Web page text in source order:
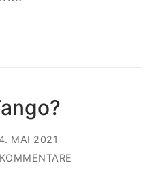
4. MAI 2021